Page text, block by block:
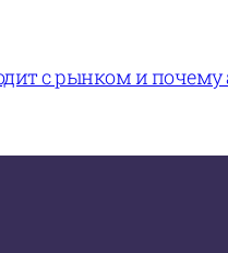
с рынком и почему